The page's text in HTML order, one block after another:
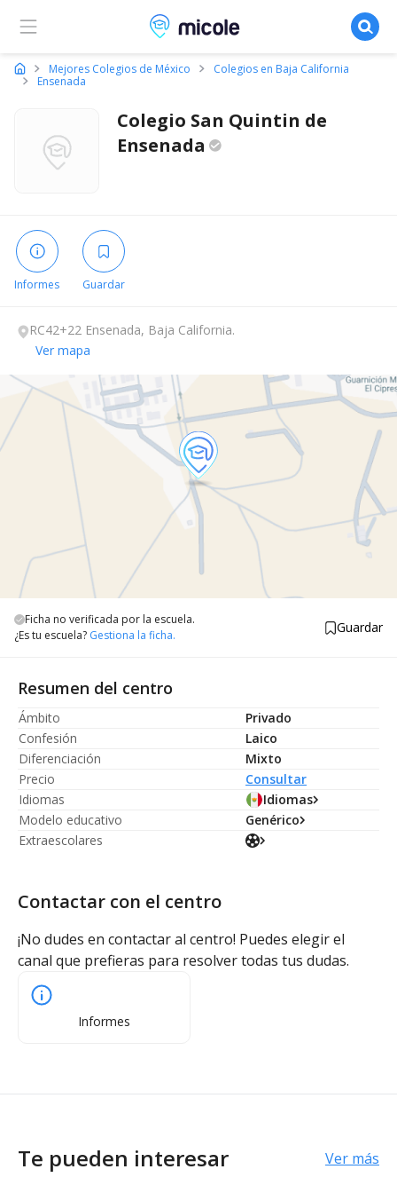
Micole, buscador de colegios
Mejores Colegios de México
Colegios en Baja California
Ensenada
Colegio San Quintin de
Ensenada
Informes Guardar
RC42+22 Ensenada, Baja California.
Ver mapa
Ficha no verificada por la escuela.
¿Es tu escuela? Gestiona la ficha. Guardar
Resumen del centro
Ámbito
Privado
Confesión
Laico
Diferenciación
Mixto
Precio
Consultar
Idiomas
Idiomas
Modelo educativo
Genérico
Extraescolares
Contactar con el centro
¡No dudes en contactar al centro! Puedes elegir el
canal que prefieras para resolver todas tus dudas.
Informes
Te pueden interesar Ver más